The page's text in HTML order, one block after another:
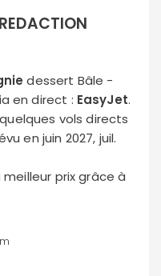
dessert Bâle -
en direct : EasyJet.
vols directs
en juin 2027, juil.
prix grâce à